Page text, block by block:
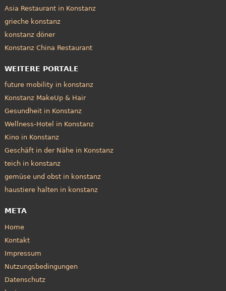
Asia Restaurant in Konstanz
grieche konstanz
konstanz döner
Konstanz China Restaurant
WEITERE PORTALE
future mobility in konstanz
Konstanz MakeUp & Hair
Gesundheit in Konstanz
Wellness-Hotel in Konstanz
Kino in Konstanz
Geschäft in der Nähe in Konstanz
teich in konstanz
gemüse und obst in konstanz
haustiere halten in konstanz
META
Home
Kontakt
Impressum
Nutzungsbedingungen
Datenschutz